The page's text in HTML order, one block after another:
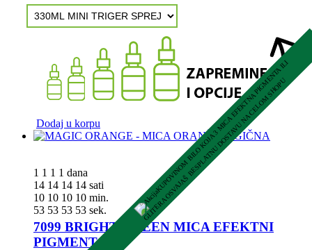
Dodaj u korpu K
U
P
O
V
I
N
O
M
B
I
L
O
K
O
J
A
3
M
I
C
A
E
F
E
K
T
N
A
P
I
G
M
E
N
T
A
I
L
I
G
L
I
T
E
R
A
O
S
V
A
J
A
Š
B
E
S
P
L
A
T
N
U
D
O
S
T
A
V
U
N
A
C
E
L
O
M
S
H
O
P
U
1 1 1 1 dana
14 14 14 14 sati
10 10 10 10 min.
52 52 52 52 sek.
7099 BRIGHT GREEN MICA EFEKTNI
PIGMENT